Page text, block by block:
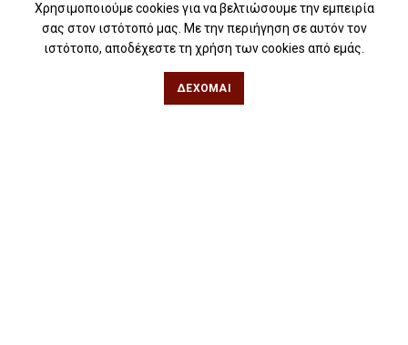
Για δημοσιογράφους
Για σχολεία
Χρησιμοποιούμε cookies για να βελτιώσουμε την εμπειρία
σας στον ιστότοπό μας. Με την περιήγηση σε αυτόν τον
ιστότοπο, αποδέχεστε τη χρήση των cookies από εμάς.
ΔΈΧΟΜΑΙ